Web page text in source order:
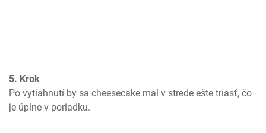
5. Krok
Po vytiahnutí by sa cheesecake mal v strede ešte triasť, čo
je úplne v poriadku.